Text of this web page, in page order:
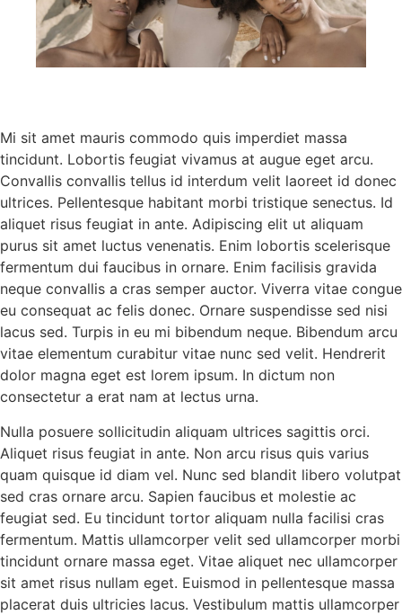
Mi sit amet mauris commodo quis imperdiet massa
tincidunt. Lobortis feugiat vivamus at augue eget arcu.
Convallis convallis tellus id interdum velit laoreet id donec
ultrices. Pellentesque habitant morbi tristique senectus. Id
aliquet risus feugiat in ante. Adipiscing elit ut aliquam
purus sit amet luctus venenatis. Enim lobortis scelerisque
fermentum dui faucibus in ornare. Enim facilisis gravida
neque convallis a cras semper auctor. Viverra vitae congue
eu consequat ac felis donec. Ornare suspendisse sed nisi
lacus sed. Turpis in eu mi bibendum neque. Bibendum arcu
vitae elementum curabitur vitae nunc sed velit. Hendrerit
dolor magna eget est lorem ipsum. In dictum non
consectetur a erat nam at lectus urna.
Nulla posuere sollicitudin aliquam ultrices sagittis orci.
Aliquet risus feugiat in ante. Non arcu risus quis varius
quam quisque id diam vel. Nunc sed blandit libero volutpat
sed cras ornare arcu. Sapien faucibus et molestie ac
feugiat sed. Eu tincidunt tortor aliquam nulla facilisi cras
fermentum. Mattis ullamcorper velit sed ullamcorper morbi
tincidunt ornare massa eget. Vitae aliquet nec ullamcorper
sit amet risus nullam eget. Euismod in pellentesque massa
placerat duis ultricies lacus. Vestibulum mattis ullamcorper